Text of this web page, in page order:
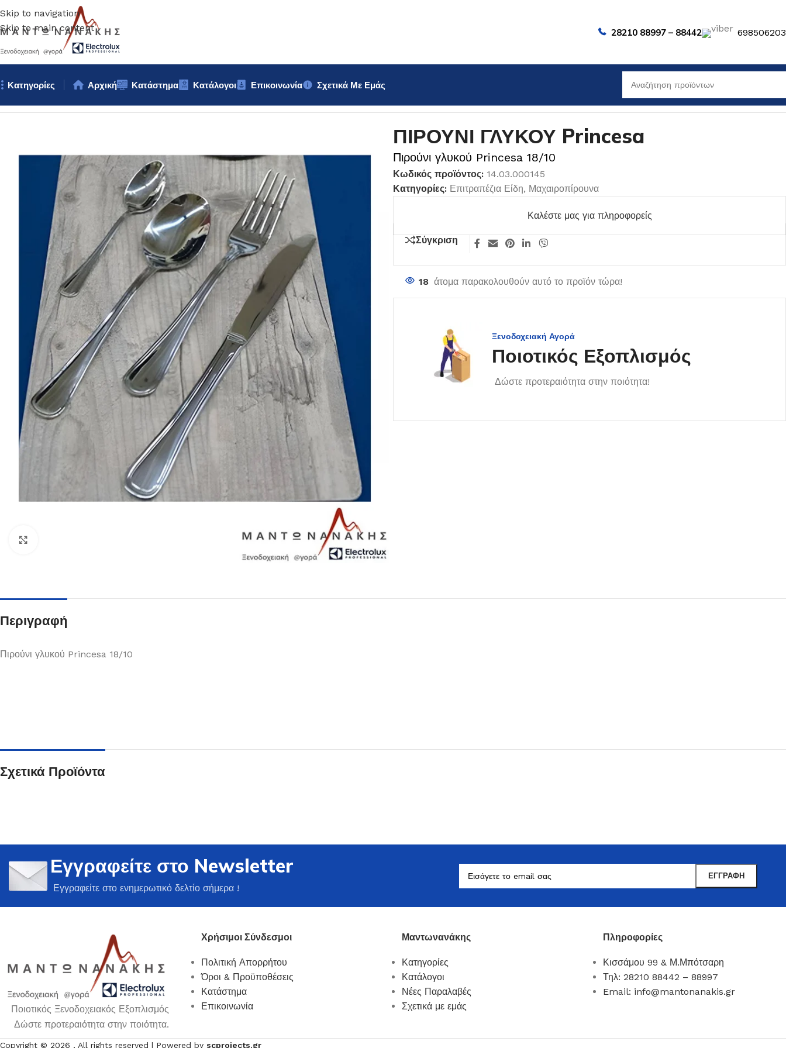
Skip to navigation
Skip to main content
28210 88997 – 88442
Κατηγορίες
Ποτήρια Βοηθητικά Σκεύη
Επιτραπέζια Είδη
Ότι χρειάζεστε εδώ !
Αρχική Κατάστημα Κατάλογοι Επικοινωνία
Σχετικά Με Εμάς
ΠΙΡΟΥΝΙ ΓΛΥΚΟΥ Princesa
Πιρούνι γλυκού Princesa 18/10
Κωδικός προϊόντος: 14.03.000145
Κατηγορίες: Επιτραπέζια Είδη, Μαχαιροπίρουνα
Καλέστε μας για πληροφορείς
Σύγκριση
18 άτομα παρακολουθούν αυτό το προϊόν τώρα!
Ξενοδοχειακή Αγορά
Ποιοτικός Εξοπλισμός
Δώστε προτεραιότητα στην ποιότητα!
Περιγραφή
Πιρούνι γλυκού Princesa 18/10
Σχετικά Προϊόντα
Εγγραφείτε στο Newsletter
Εγγραφείτε στο ενημερωτικό δελτίο σήμερα !
Ποιοτικός Ξενοδοχειακός Εξοπλισμός
Δώστε προτεραιότητα στην ποιότητα.
Χρήσιμοι Σύνδεσμοι
Πολιτική Απορρήτου
Όροι & Προϋποθέσεις
Κατάστημα
Επικοινωνία
Μαντωνανάκης
Κατηγορίες
Κατάλογοι
Νέες Παραλαβές
Σχετικά με εμάς
Πληροφορίες
Κισσάμου 99 & Μ.Μπότσαρη
Τηλ: 28210 88442 – 88997
Email: info@mantonanakis.gr
Copyright © 2026 , All rights reserved | Powered by scprojects.gr